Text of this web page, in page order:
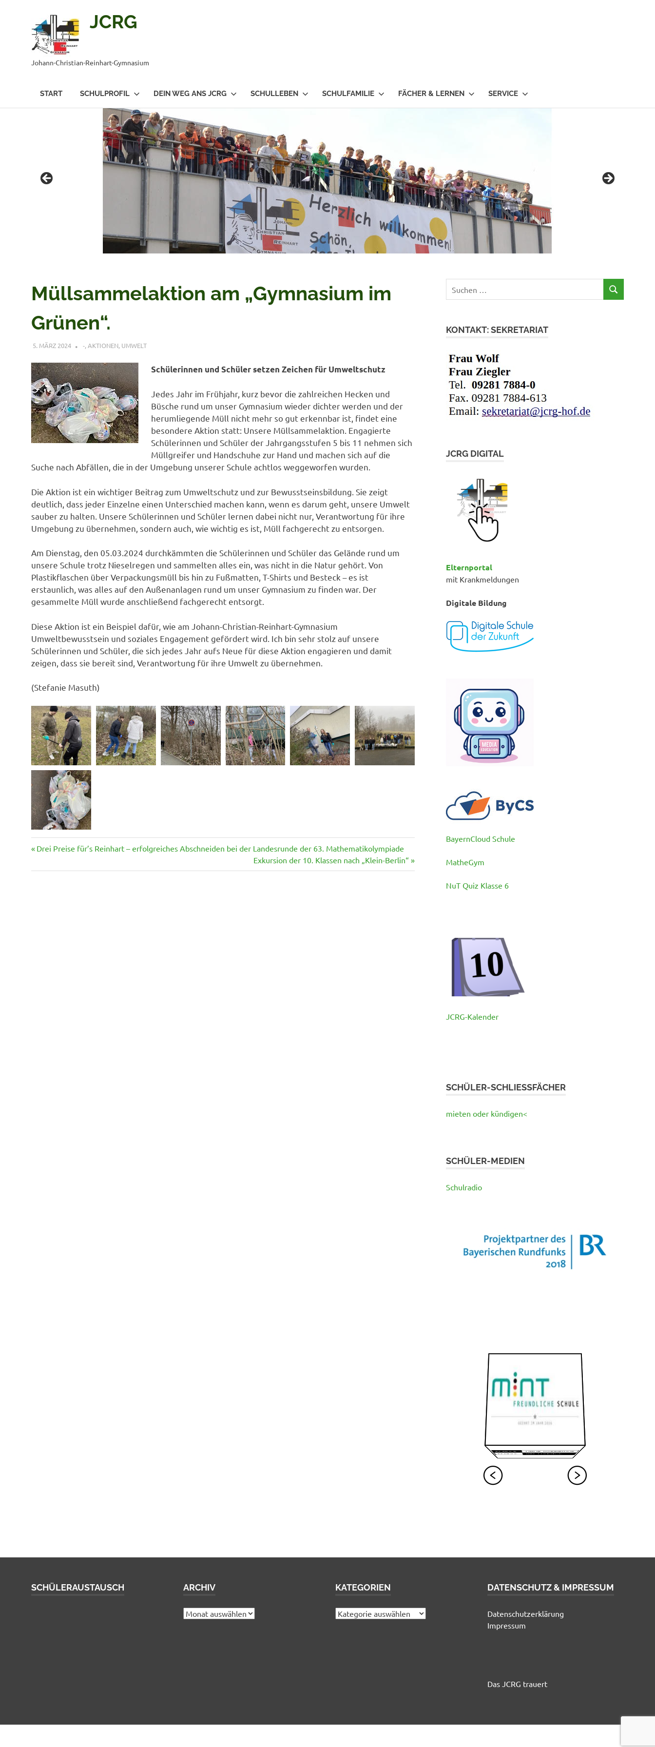
JCRG
Johann-Christian-Reinhart-Gymnasium
START SCHULPROFIL DEIN WEG ANS JCRG SCHULLEBEN SCHULFAMILIE FÄCHER & LERNEN SERVICE
Müllsammelaktion am „Gymnasium im
Grünen“.
5. MÄRZ 2024 VERONIQUE RUDLOF
-,AKTIONEN, UMWELT
Schülerinnen und Schüler setzen Zeichen für Umweltschutz
Jedes Jahr im Frühjahr, kurz bevor die zahlreichen Hecken und
Büsche rund um unser Gymnasium wieder dichter werden und der
herumliegende Müll nicht mehr so gut erkennbar ist, findet eine
besondere Aktion statt: Unsere Müllsammelaktion. Engagierte
Schülerinnen und Schüler der Jahrgangsstufen 5 bis 11 nehmen sich
Müllgreifer und Handschuhe zur Hand und machen sich auf die
Suche nach Abfällen, die in der Umgebung unserer Schule achtlos weggeworfen wurden.
Die Aktion ist ein wichtiger Beitrag zum Umweltschutz und zur Bewusstseinsbildung. Sie zeigt
deutlich, dass jeder Einzelne einen Unterschied machen kann, wenn es darum geht, unsere Umwelt
sauber zu halten. Unsere Schülerinnen und Schüler lernen dabei nicht nur, Verantwortung für ihre
Umgebung zu übernehmen, sondern auch, wie wichtig es ist, Müll fachgerecht zu entsorgen.
Am Dienstag, den 05.03.2024 durchkämmten die Schülerinnen und Schüler das Gelände rund um
unsere Schule trotz Nieselregen und sammelten alles ein, was nicht in die Natur gehört. Von
Plastikflaschen über Verpackungsmüll bis hin zu Fußmatten, T-Shirts und Besteck – es ist
erstaunlich, was alles auf den Außenanlagen rund um unser Gymnasium zu finden war. Der
gesammelte Müll wurde anschließend fachgerecht entsorgt.
Diese Aktion ist ein Beispiel dafür, wie am Johann-Christian-Reinhart-Gymnasium
Umweltbewusstsein und soziales Engagement gefördert wird. Ich bin sehr stolz auf unsere
Schülerinnen und Schüler, die sich jedes Jahr aufs Neue für diese Aktion engagieren und damit
zeigen, dass sie bereit sind, Verantwortung für ihre Umwelt zu übernehmen.
(Stefanie Masuth)
Beitragsnavigation
Vorheriger
Drei Preise für’s Reinhart – erfolgreiches Abschneiden bei der Landesrunde der 63. Mathematikolympiade
Nächster
Beitrag:
Exkursion der 10. Klassen nach „Klein-Berlin“
nach:
SUCHEN
KONTAKT: SEKRETARIAT
JCRG DIGITAL
Elternportal
mit Krankmeldungen
Digitale Bildung
BayernCloud Schule
MatheGym
NuT Quiz Klasse 6
JCRG-Kalender
SCHÜLER-SCHLIESSFÄCHER
mieten oder kündigen<
SCHÜLER-MEDIEN
Schulradio
SCHÜLERAUSTAUSCH ARCHIV
Archiv
KATEGORIEN
Kategorien
DATENSCHUTZ & IMPRESSUM
Datenschutzerklärung
Impressum
Das JCRG trauert